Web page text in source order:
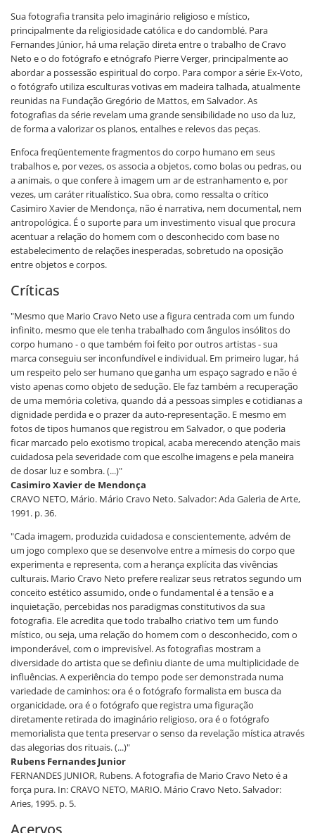
Sua fotografia transita pelo imaginário religioso e místico,
principalmente da religiosidade católica e do candomblé. Para
Fernandes Júnior, há uma relação direta entre o trabalho de Cravo
Neto e o do fotógrafo e etnógrafo Pierre Verger, principalmente ao
abordar a possessão espiritual do corpo. Para compor a série Ex-Voto,
o fotógrafo utiliza esculturas votivas em madeira talhada, atualmente
reunidas na Fundação Gregório de Mattos, em Salvador. As
fotografias da série revelam uma grande sensibilidade no uso da luz,
de forma a valorizar os planos, entalhes e relevos das peças.
Enfoca freqüentemente fragmentos do corpo humano em seus
trabalhos e, por vezes, os associa a objetos, como bolas ou pedras, ou
a animais, o que confere à imagem um ar de estranhamento e, por
vezes, um caráter ritualístico. Sua obra, como ressalta o crítico
Casimiro Xavier de Mendonça, não é narrativa, nem documental, nem
antropológica. É o suporte para um investimento visual que procura
acentuar a relação do homem com o desconhecido com base no
estabelecimento de relações inesperadas, sobretudo na oposição
entre objetos e corpos.
Críticas
"Mesmo que Mario Cravo Neto use a figura centrada com um fundo
infinito, mesmo que ele tenha trabalhado com ângulos insólitos do
corpo humano - o que também foi feito por outros artistas - sua
marca conseguiu ser inconfundível e individual. Em primeiro lugar, há
um respeito pelo ser humano que ganha um espaço sagrado e não é
visto apenas como objeto de sedução. Ele faz também a recuperação
de uma memória coletiva, quando dá a pessoas simples e cotidianas a
dignidade perdida e o prazer da auto-representação. E mesmo em
fotos de tipos humanos que registrou em Salvador, o que poderia
ficar marcado pelo exotismo tropical, acaba merecendo atenção mais
cuidadosa pela severidade com que escolhe imagens e pela maneira
de dosar luz e sombra. (...)"
Casimiro Xavier de Mendonça
CRAVO NETO, Mário. Mário Cravo Neto. Salvador: Ada Galeria de Arte,
1991. p. 36.
"Cada imagem, produzida cuidadosa e conscientemente, advém de
um jogo complexo que se desenvolve entre a mímesis do corpo que
experimenta e representa, com a herança explícita das vivências
culturais. Mario Cravo Neto prefere realizar seus retratos segundo um
conceito estético assumido, onde o fundamental é a tensão e a
inquietação, percebidas nos paradigmas constitutivos da sua
fotografia. Ele acredita que todo trabalho criativo tem um fundo
místico, ou seja, uma relação do homem com o desconhecido, com o
imponderável, com o imprevisível. As fotografias mostram a
diversidade do artista que se definiu diante de uma multiplicidade de
influências. A experiência do tempo pode ser demonstrada numa
variedade de caminhos: ora é o fotógrafo formalista em busca da
organicidade, ora é o fotógrafo que registra uma figuração
diretamente retirada do imaginário religioso, ora é o fotógrafo
memorialista que tenta preservar o senso da revelação mística através
das alegorias dos rituais. (...)"
Rubens Fernandes Junior
FERNANDES JUNIOR, Rubens. A fotografia de Mario Cravo Neto é a
força pura. In: CRAVO NETO, MARIO. Mário Cravo Neto. Salvador:
Aries, 1995. p. 5.
Acervos